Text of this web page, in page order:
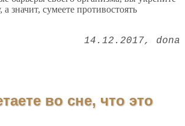
значит, сумеете противостоять
14.12.2017 dona
во сне, что это